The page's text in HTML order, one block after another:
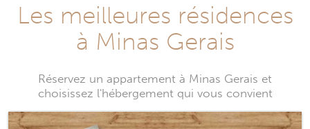
Les meilleures résidences
à Minas Gerais
Réservez un appartement à Minas Gerais et
choisissez l'hébergement qui vous convient